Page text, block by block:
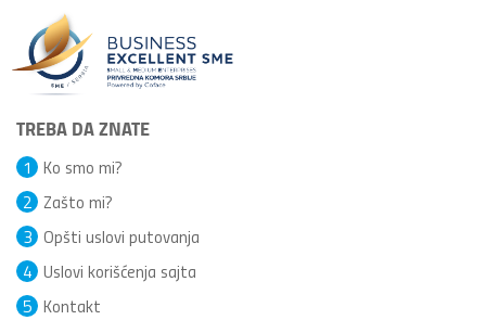
TREBA DA ZNATE
Ko smo mi?
1
Zašto mi?
2
Opšti uslovi putovanja
3
Uslovi korišćenja sajta
4
Kontakt
5